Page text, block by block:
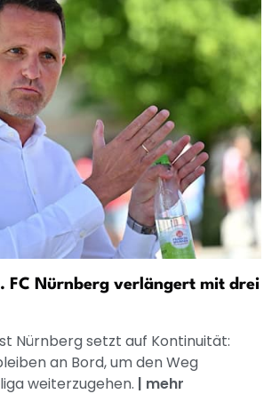
FC Nürnberg verlängert mit drei
Nürnberg setzt auf Kontinuität:
an Bord, um den Weg
weiterzugehen. | mehr